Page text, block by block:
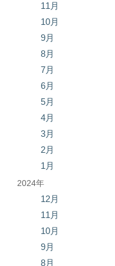
11月
10月
9月
8月
7月
6月
5月
4月
3月
2月
1月
2024年
12月
11月
10月
9月
8月